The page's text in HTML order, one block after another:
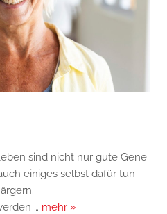
sind nicht nur gute Gene
einiges selbst dafür tun –
… mehr »